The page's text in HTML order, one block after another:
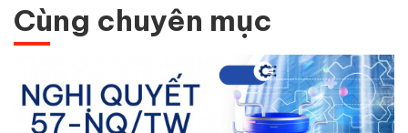
Cùng chuyên mục